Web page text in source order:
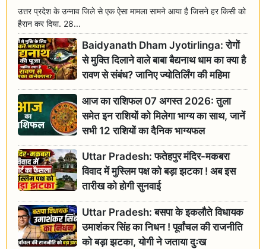
उत्तर प्रदेश के उन्नाव जिले से एक ऐसा मामला सामने आया है जिसने हर किसी को
हैरान कर दिया. 28...
Baidyanath Dham Jyotirlinga: रोगों
से मुक्ति दिलाने वाले बाबा बैद्यनाथ धाम का क्या है
रावण से संबंध? जानिए ज्योतिर्लिंग की महिमा
आज का राशिफल 07 अगस्त 2026: तुला
समेत इन राशियों को मिलेगा भाग्य का साथ, जानें
सभी 12 राशियों का दैनिक भाग्यफल
Uttar Pradesh: फतेहपुर मंदिर-मकबरा
विवाद में मुस्लिम पक्ष को बड़ा झटका ! अब इस
तारीख को होगी सुनवाई
Uttar Pradesh: बसपा के इकलौते विधायक
उमाशंकर सिंह का निधन ! पूर्वांचल की राजनीति
को बड़ा झटका, योगी ने जताया दुःख